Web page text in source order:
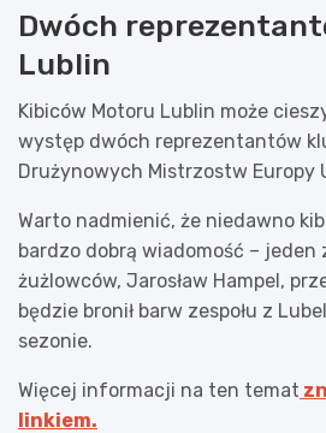
Dwóch
Lublin
Kibiców Motoru Lublin może
występ dwóch reprezentantów
Drużynowych Mistrzostw Europy
Warto nadmienić, że niedawno
bardzo dobrą wiadomość – jeden
żużlowców, Jarosław Hampel,
będzie bronił barw zespołu z
sezonie.
Więcej informacji na ten temat
linkiem.